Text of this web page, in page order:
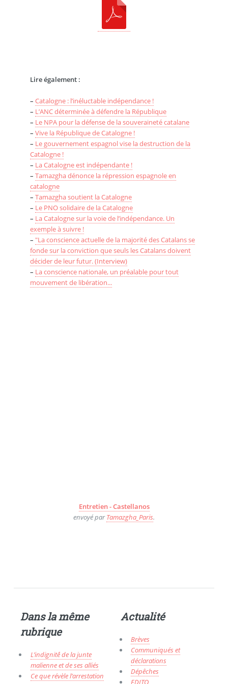
Lire également :
– Catalogne : l’inéluctable indépendance !
– L’ANC déterminée à défendre la République
– Le NPA pour la défense de la souveraineté catalane
– Vive la République de Catalogne !
– Le gouvernement espagnol vise la destruction de la
Catalogne !
– La Catalogne est indépendante !
– Tamazgha dénonce la répression espagnole en
catalogne
– Tamazgha soutient la Catalogne
– Le PNO solidaire de la Catalogne
– La Catalogne sur la voie de l’indépendance. Un
exemple à suivre !
– "La conscience actuelle de la majorité des Catalans se
fonde sur la conviction que seuls les Catalans doivent
décider de leur futur. (Interview)
– La conscience nationale, un préalable pour tout
mouvement de libération...
Entretien - Castellanos
envoyé parTamazgha_Paris.
Dans la même
rubrique
L’indignité́ de la junte
malienne et de ses alliés
Ce que révèle l’arrestation
Actualité
Brèves
Communiqués et
déclarations
Dépêches
EDITO